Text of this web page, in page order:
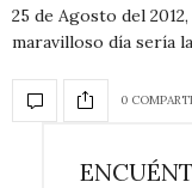
25 de Agosto del
maravilloso día sería
0